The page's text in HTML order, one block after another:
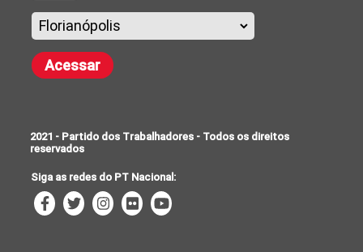
Acessar
2021 - Partido dos Trabalhadores - Todos os direitos
reservados
Siga as redes do PT Nacional: